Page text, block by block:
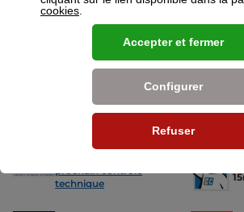
Assurance Auto
Des tarifs adaptés à tous les profils
de conducteurs. Jeunes permis,
des solutions pour chacun.
prochain contrôle
technique
cookies
Refuser
Configurer
Accepter et fermer